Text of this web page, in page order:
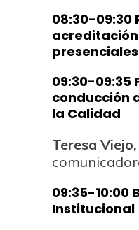
08:30-09:30
presenciales
09:30-09:35
conducción
la Calidad
Teresa Viejo,
09:35-10:00
Institucional